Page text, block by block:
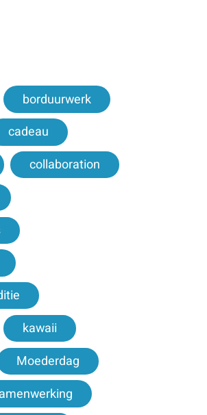
borduurwerk
cadeau
collaboration
kawaii
Moederdag